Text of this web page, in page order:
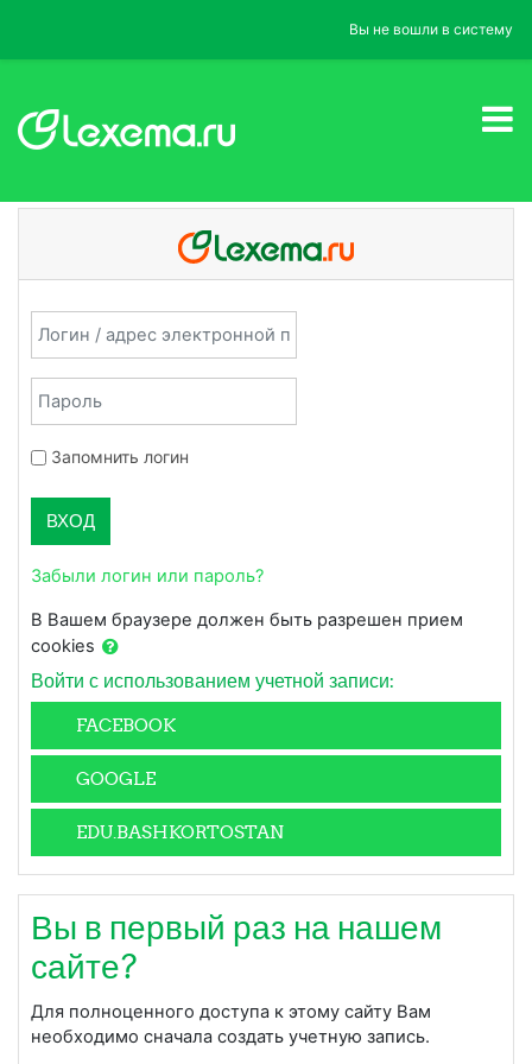
Вы не вошли в систему
Логин / адрес электронной почты
Пароль
Запомнить логин
ВХОД
Забыли логин или пароль?
В Вашем браузере должен быть разрешен прием
cookies
Войти с использованием учетной записи:
FACEBOOK
GOOGLE
EDU.BASHKORTOSTAN
Вы в первый раз на нашем
сайте?
Для полноценного доступа к этому сайту Вам
необходимо сначала создать учетную запись.